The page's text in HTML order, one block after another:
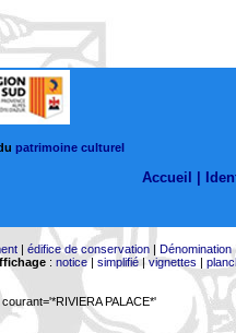
patrimoine culturel
Accueil |
| édifice de conservation| Dénomination
: notice| simplifié|vignettes |
PALACE*'